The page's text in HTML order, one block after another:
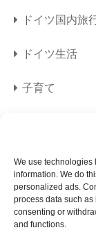
We use technologies
information. We do
personalized ads.
process data such
consenting or
and functions.
ドイツ国内旅
ドイツ生活
子育て
海外旅行
美容